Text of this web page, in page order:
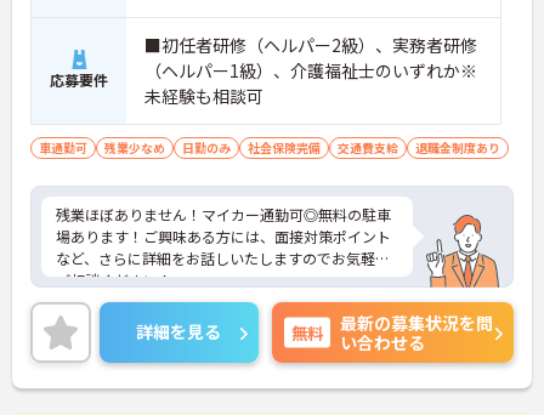
応募要件
■初任者研修（ヘルパー2級）、実務者研修
（ヘルパー1級）、介護福祉士のいずれか※
未経験も相談可
車通勤可 残業少なめ 日勤のみ 社会保険完備 交通費支給 退職金制度あり
残業ほぼありません！マイカー通勤可◎無料の駐車
場あります！ご興味ある方には、面接対策ポイント
など、さらに詳細をお話しいたしますのでお気軽に
ご相談ください！
詳細を見る 無料
最新の募集状況を問
い合わせる